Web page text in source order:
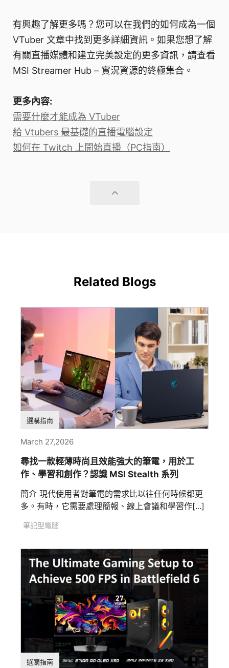
有興趣了解更多嗎？您可以在我們的如何成為一個
VTuber 文章中找到更多詳細資訊。如果您想了解
有關直播媒體和建立完美設定的更多資訊，請查看
MSI Streamer Hub – 實況資源的終極集合。
更多內容:
需要什麼才能成為 VTuber
給 Vtubers 最基礎的直播電腦設定
如何在 Twitch 上開始直播（PC指南）
Related Blogs
選購指南
March 27,2026
尋找一款輕薄時尚且效能強大的筆電，用於工
作、學習和創作？認識 MSI Stealth 系列
簡介 現代使用者對筆電的需求比以往任何時候都更
多。有時，它需要處理簡報、線上會議和學習作[...]
筆記型電腦
選購指南